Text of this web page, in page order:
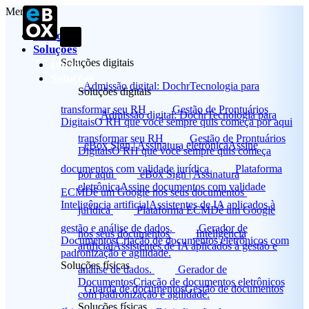
Início
Soluções digitais
Admissão digital: DochrTecnologia para
transformar seu RH
Gestão de Prontuários
DigitaisO RH que você sempre quis começa
por aqui
eBox Sign | Assinatura
eletrônicaAssine documentos com validade
jurídica
Plataforma ECMDê um Google
nos seus documentos
Inteligência
artificialAssistentes de IA aplicados à gestão e
análise de dados.
Gerador de
DocumentosCriação de documentos eletrônicos
com padronização e agilidade.
Soluções físicas
Menu
Início
Soluções
Soluções digitais
Admissão digital: DochrTecnologia para
transformar seu RH
Gestão de Prontuários
DigitaisO RH que você sempre quis começa por aqui
eBox Sign | Assinatura eletrônicaAssine
documentos com validade jurídica
Plataforma
ECMDê um Google nos seus documentos
Inteligência artificialAssistentes de IA aplicados à
gestão e análise de dados.
Gerador de
DocumentosCriação de documentos eletrônicos com
padronização e agilidade.
Soluções físicas
Guarda de documentosGestão de documentos